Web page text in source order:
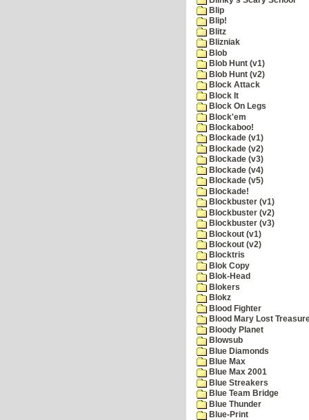
Blip
Blip!
Blitz
Blizniak
Blob
Blob Hunt (v1)
Blob Hunt (v2)
Block Attack
Block It
Block On Legs
Block'em
Blockaboo!
Blockade (v1)
Blockade (v2)
Blockade (v3)
Blockade (v4)
Blockade (v5)
Blockade!
Blockbuster (v1)
Blockbuster (v2)
Blockbuster (v3)
Blockout (v1)
Blockout (v2)
Blocktris
Blok Copy
Blok-Head
Blokers
Blokz
Blood Fighter
Blood Mary Lost
Bloody Planet
Blowsub
Blue Diamonds
Blue Max
Blue Max 2001
Blue Streakers
Blue Team Bridge
Blue Thunder
Blue-Print